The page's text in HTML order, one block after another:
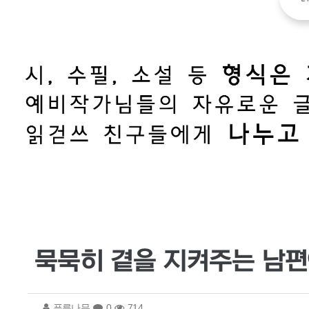
묵묵히 곁을 지켜주는 남